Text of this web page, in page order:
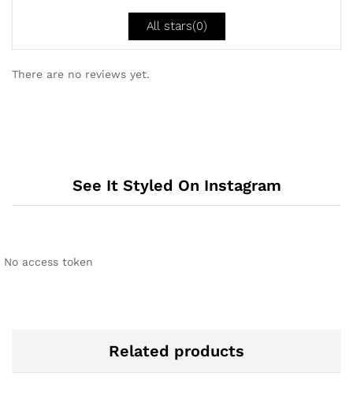
All stars(0)
There are no reviews yet.
See It Styled On Instagram
No access token
Related products